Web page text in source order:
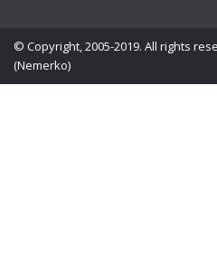
© Copyright, 2005-2019. All rights
(Nemerko)